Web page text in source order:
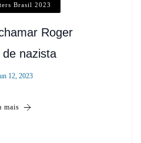
Brasil 2023
Roger
nazista
12, 2023
mais